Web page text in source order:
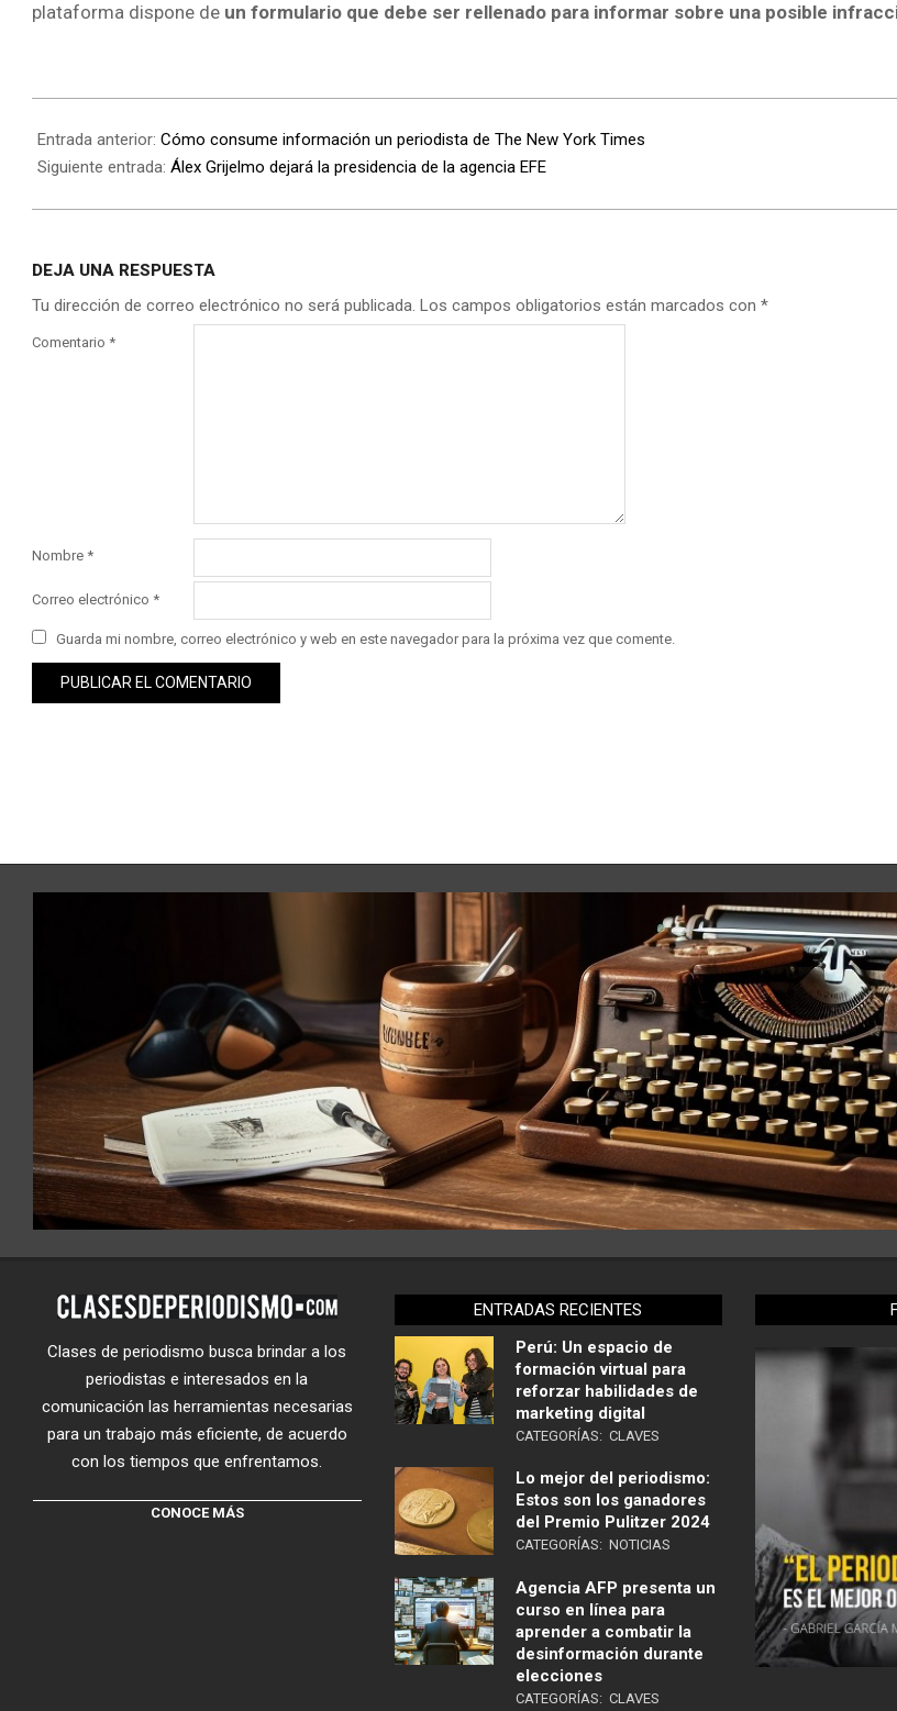
plataforma dispone de un formulario que debe ser rellenado para informar sobre una posible
Entrada anterior: Cómo consume información un periodista de The New York Times
Siguiente entrada: Álex Grijelmo dejará la presidencia de la agencia EFE
DEJA UNA RESPUESTA
Tu dirección de correo electrónico no será publicada. Los campos obligatorios están marcados con *
Comentario *
Nombre *
Correo electrónico *
Guarda mi nombre, correo electrónico y web en este navegador para la próxima vez que comente.
Clases de periodismo busca brindar a los
periodistas e interesados en la
comunicación las herramientas necesarias
para un trabajo más eficiente, de acuerdo
con los tiempos que enfrentamos.
CONOCE MÁS
ENTRADAS RECIENTES
Perú: Un espacio de
formación virtual para
reforzar habilidades de
marketing digital
CATEGORÍAS: CLAVES
Lo mejor del periodismo:
Estos son los ganadores
del Premio Pulitzer 2024
CATEGORÍAS: NOTICIAS
Agencia AFP presenta un
curso en línea para
aprender a combatir la
desinformación durante
elecciones
CATEGORÍAS: CLAVES